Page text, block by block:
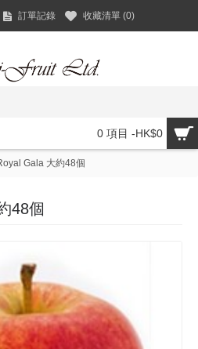
訂單記錄 收藏清單 (0)
0 項目 -HK$0
Gala 大約48個
48個